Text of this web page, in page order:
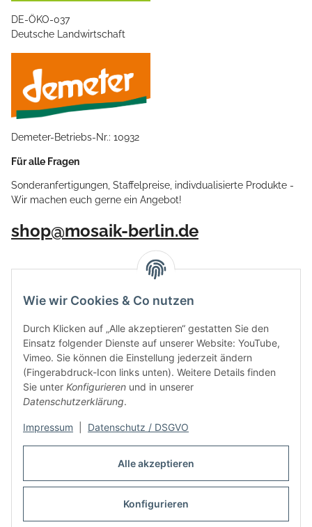
Alle akzeptieren
Konfigurieren
Wie wir Cookies & Co nutzen
Durch Klicken auf „Alle akzeptieren“ gestatten Sie den
Einsatz folgender Dienste auf unserer Website: YouTube,
Vimeo. Sie können die Einstellung jederzeit ändern
(Fingerabdruck-Icon links unten). Weitere Details finden
Sie unter Konfigurieren und in unserer
Datenschutzerklärung.
Impressum Datenschutz / DSGVO
DE-ÖKO-037
Deutsche Landwirtschaft
Demeter-Betriebs-Nr.: 10932
Für alle Fragen
Sonderanfertigungen, Staffelpreise, indivdualisierte Produkte -
Wir machen euch gerne ein Angebot!
shop@mosaik-berlin.de